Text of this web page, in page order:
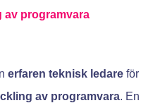
av programvara
erfaren teknisk ledare för
av programvara. En